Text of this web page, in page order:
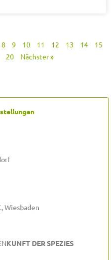
8 9 10 11 12 13 14
15
20 Nächster »
Wiesbaden
KUNFT DER SPEZIES